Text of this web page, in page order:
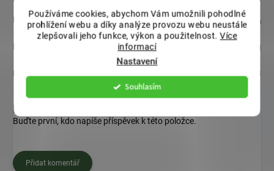
Používáme cookies, abychom Vám umožnili pohodlné
prohlížení webu a díky analýze provozu webu neustále
zlepšovali jeho funkce, výkon a použitelnost.Více
informací
Nastavení
Souhlasím
Kategorie: Květináč BEGONIA
Hmotnost 0.367 kg
EAN: 8590415020653
Diskuze
Buďte první, kdo napíše příspěvek k této položce.
Přidat komentář